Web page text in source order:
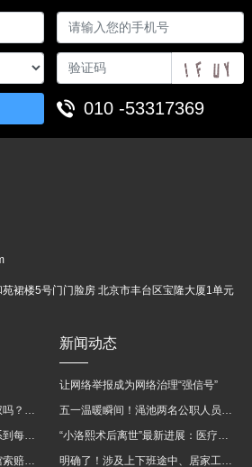
010 -53317369
裙楼5号门门脸房 北京市丰台区宝隆大厦1单元
用影视剧截图做广告构成侵权吗？法院这样判
微信转账时要注明，这事关系到每个人……
吸毒被查跳窗摔伤，起诉宾馆索赔，法院这样判！
新闻动态
让网络举报成为网络治理“强信号”
五一温暖瞬间！渑池两名公职人员，路遇车祸挺身而出
“小洛熙术后离世”最新进展：医疗事故鉴定已启动
明确了！涉及上下班途中、居家工作等，这些情形可认定工伤→